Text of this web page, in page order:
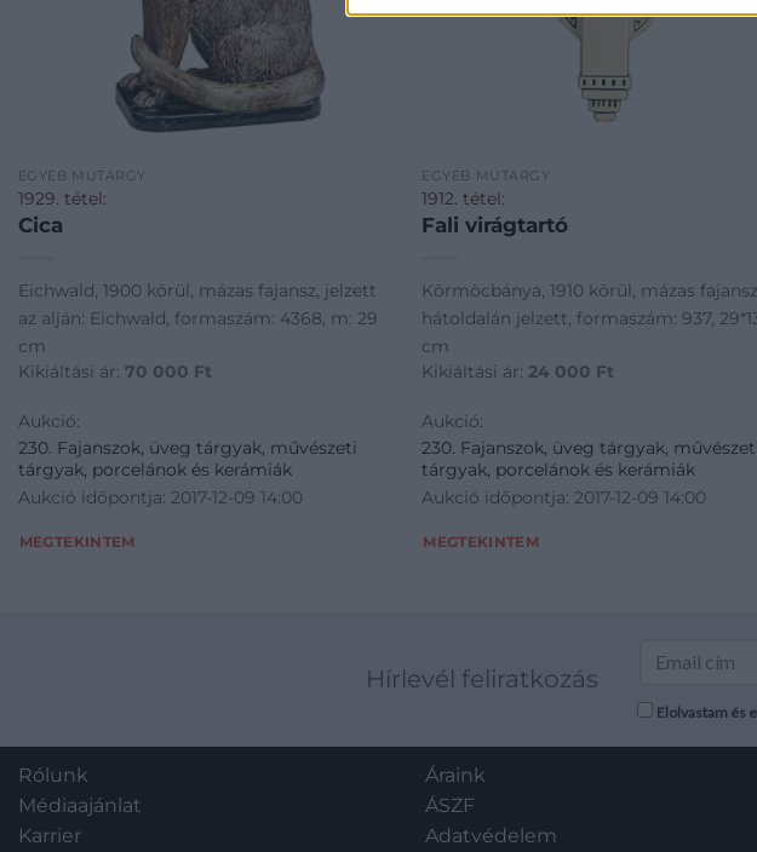
EGYÉB MŰTÁRGY
1929. tétel:
Cica
Eichwald, 1900 körül, mázas fajansz, jelzett
az alján: Eichwald, formaszám: 4368, m: 29
cm
Kikiáltási ár: 70 000 Ft
Aukció:
230. Fajanszok, üveg tárgyak, művészeti
tárgyak, porcelánok és kerámiák
Aukció időpontja: 2017-12-09 14:00
MEGTEKINTEM
EGYÉB MŰTÁRGY
1912. tétel:
Fali virágtartó
Körmöcbánya, 1910 körül, mázas
hátoldalán jelzett, formaszám: 937,
cm
Kikiáltási ár: 24 000 Ft
Aukció:
230. Fajanszok, üveg tárgyak,
tárgyak, porcelánok és kerámiák
Aukció időpontja: 2017-12-09 14:00
MEGTEKINTEM
Hírlevél feliratkozás
Elolvastam és
Rólunk
Médiaajánlat
Karrier
Áraink
ÁSZF
Adatvédelem